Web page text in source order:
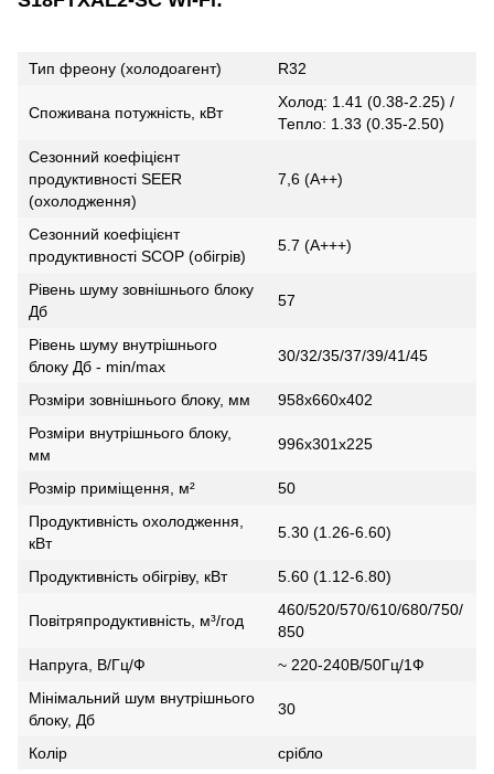
Тип фреону (холодоагент) R32
Споживана потужність, кВт
Холод: 1.41 (0.38-2.25) /
Тепло: 1.33 (0.35-2.50)
Сезонний коефіцієнт
продуктивності SEER
(охолодження)
7,6 (А++)
Сезонний коефіцієнт
продуктивності SCOP (обігрів)
5.7 (А+++)
Рівень шуму зовнішнього блоку
Дб
57
Рівень шуму внутрішнього
блоку Дб - min/max
30/32/35/37/39/41/45
Розміри зовнішнього блоку, мм
958x660x402
Розміри внутрішнього блоку,
мм
996x301x225
Розмір приміщення, м²
50
Продуктивність охолодження,
кВт
5.30 (1.26-6.60)
Продуктивність обігріву, кВт 5.60 (1.12-6.80)
Повітряпродуктивність, м³/год
460/520/570/610/680/750/
850
Напруга, В/Гц/Ф
~ 220-240В/50Гц/1Ф
Мінімальний шум внутрішнього
блоку, Дб
30
Колір
срібло